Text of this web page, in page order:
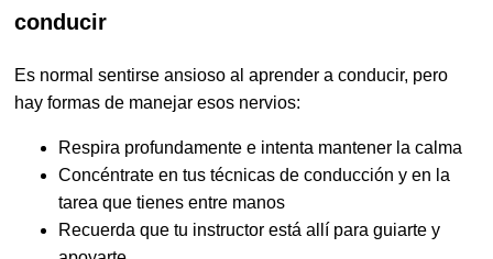
conducir
Es normal sentirse ansioso al aprender a conducir, pero
hay formas de manejar esos nervios:
Respira profundamente e intenta mantener la calma
Concéntrate en tus técnicas de conducción y en la
tarea que tienes entre manos
Recuerda que tu instructor está allí para guiarte y